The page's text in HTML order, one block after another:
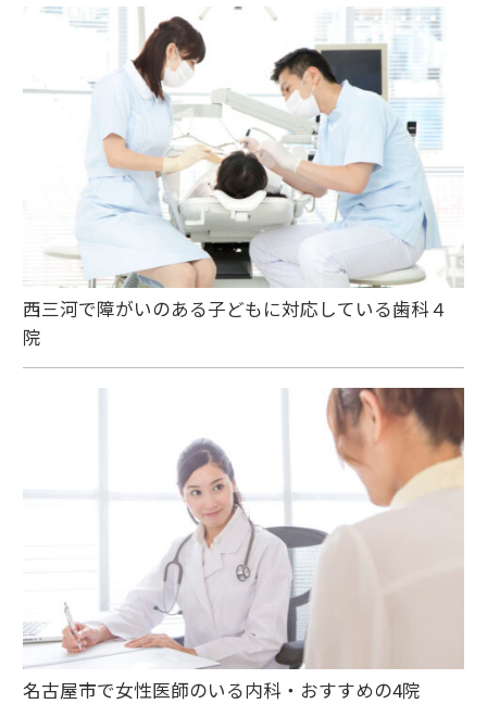
西三河で障がいのある子どもに対応している歯科４
院
名古屋市で女性医師のいる内科・おすすめの4院